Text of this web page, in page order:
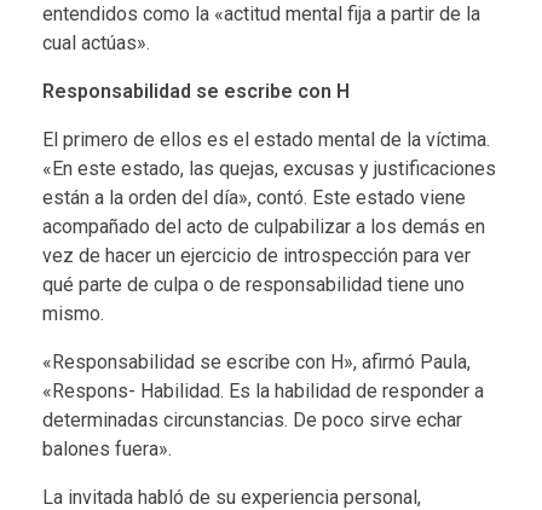
entendidos como la «actitud mental fija a partir de la
cual actúas».
Responsabilidad se escribe con H
El primero de ellos es el estado mental de la víctima.
«En este estado, las quejas, excusas y justificaciones
están a la orden del día», contó. Este estado viene
acompañado del acto de culpabilizar a los demás en
vez de hacer un ejercicio de introspección para ver
qué parte de culpa o de responsabilidad tiene uno
mismo.
«Responsabilidad se escribe con H», afirmó Paula,
«Respons- Habilidad. Es la habilidad de responder a
determinadas circunstancias. De poco sirve echar
balones fuera».
La invitada habló de su experiencia personal,